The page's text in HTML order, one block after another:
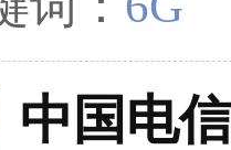
中国电